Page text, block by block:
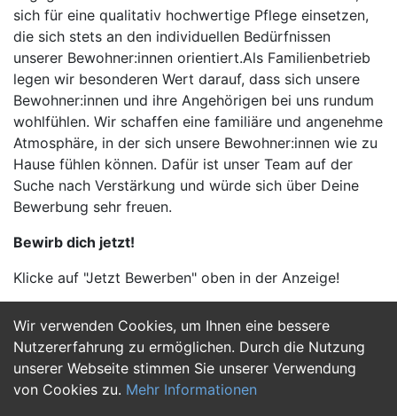
Wir verwenden Cookies, um Ihnen eine bessere
Nutzererfahrung zu ermöglichen. Durch die Nutzung
unserer Webseite stimmen Sie unserer Verwendung
von Cookies zu. Mehr Informationen
sich für eine qualitativ hochwertige Pflege einsetzen,
die sich stets an den individuellen Bedürfnissen
unserer Bewohner:innen orientiert.Als Familienbetrieb
legen wir besonderen Wert darauf, dass sich unsere
Bewohner:innen und ihre Angehörigen bei uns rundum
wohlfühlen. Wir schaffen eine familiäre und angenehme
Atmosphäre, in der sich unsere Bewohner:innen wie zu
Hause fühlen können. Dafür ist unser Team auf der
Suche nach Verstärkung und würde sich über Deine
Bewerbung sehr freuen.
Bewirb dich jetzt!
Klicke auf "Jetzt Bewerben" oben in der Anzeige!
Jetzt Bewerben